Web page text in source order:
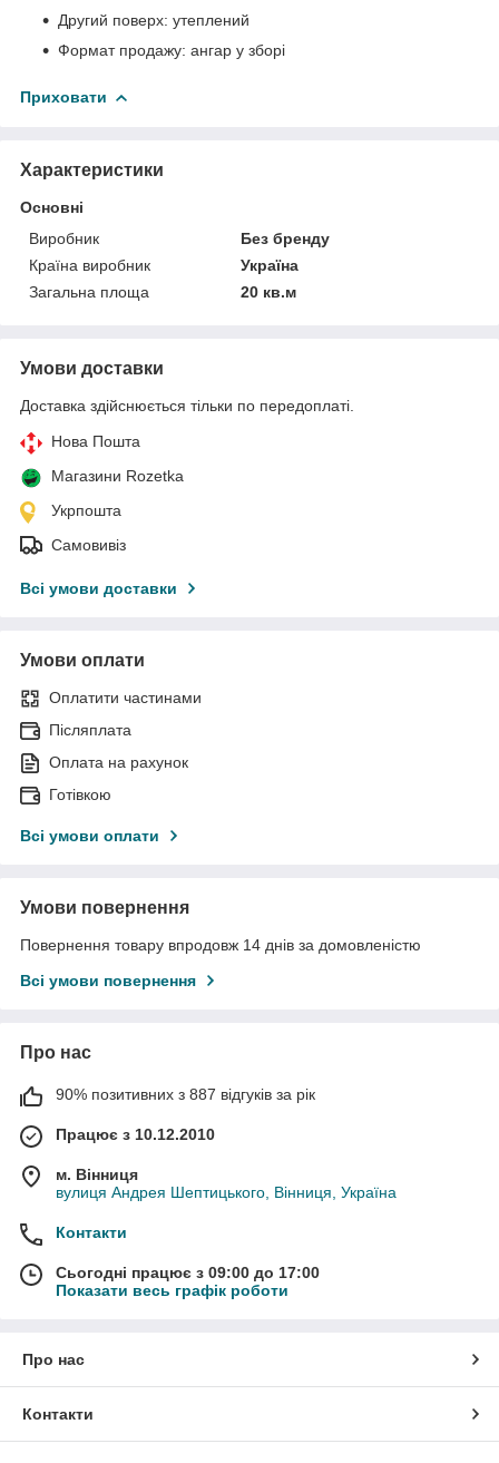
Другий поверх: утеплений
Формат продажу: ангар у зборі
Приховати
Характеристики
Основні
Виробник
Без бренду
Країна виробник
Україна
Загальна площа
20 кв.м
Умови доставки
Доставка здійснюється тільки по передоплаті.
Нова Пошта
Магазини Rozetka
Укрпошта
Самовивіз
Всі умови доставки
Умови оплати
Оплатити частинами
Післяплата
Оплата на рахунок
Готівкою
Всі умови оплати
Умови повернення
Повернення товару впродовж 14 днів за домовленістю
Всі умови повернення
Про нас
90% позитивних з 887 відгуків за рік
Працює з 10.12.2010
м. Вінниця
вулиця Андрея Шептицького, Вінниця, Україна
Контакти
Сьогодні працює з 09:00 до 17:00
Показати весь графік роботи
Про нас
Контакти